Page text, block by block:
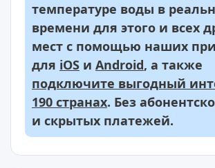
температуре воды в
времени для этого и всех
мест с помощью наших
для iOS и Android, а также
подключите выгодный
190 странах. Без
и скрытых платежей.